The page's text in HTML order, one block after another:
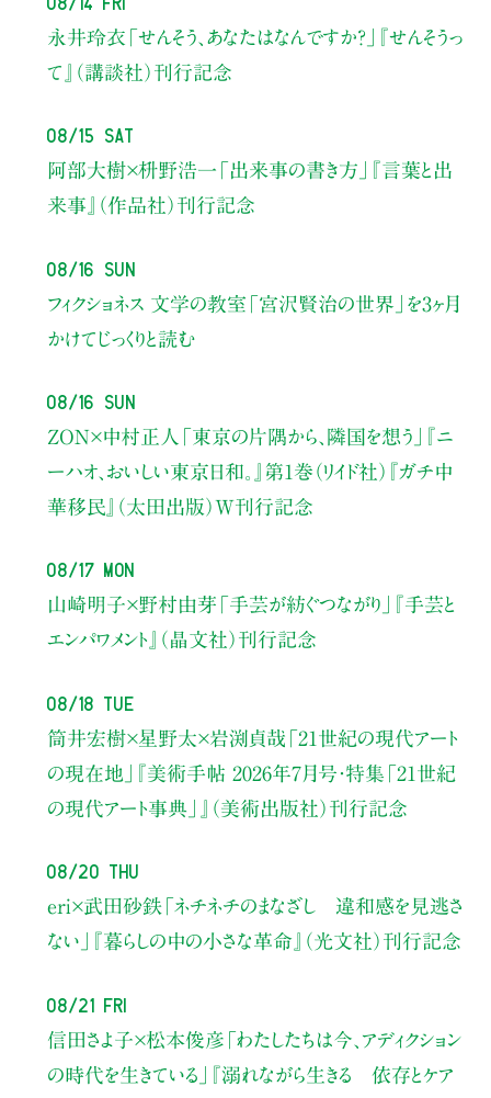
永井玲衣 「せんそう、あなたはなんですか？」
『せんそうっ
て』（講談社）刊行記念
08/15 Sat
阿部大樹×枡野浩一 「出来事の書き方」
『言葉と出
来事』（作品社）刊行記念
08/16 Sun
フィクショネス 文学の教室 「宮沢賢治の世界」を3ヶ月
かけてじっくりと読む
08/16 Sun
ZON×中村正人 「東京の片隅から、隣国を想う」
『ニ
ーハオ、おいしい東京日和。』第1巻（リイド社） 『ガチ中
華移民』（太田出版）W刊行記念
08/17 Mon
山崎明子×野村由芽 「手芸が紡ぐつながり」
『手芸と
エンパワメント』（晶文社）刊行記念
08/18 Tue
筒井宏樹×星野太×岩渕貞哉 「21世紀の現代アート
の現在地」
『美術手帖 2026年7月号・特集「21世紀
の現代アート事典」』（美術出版社）刊行記念
08/20 Thu
eri×武田砂鉄「ネチネチのまなざし 違和感を見逃さ
ない」
『暮らしの中の小さな革命』（光文社）刊行記念
08/21 Fri
信田さよ子×松本俊彦 「わたしたちは今、アディクション
の時代を生きている」
『溺れながら生きる 依存とケア